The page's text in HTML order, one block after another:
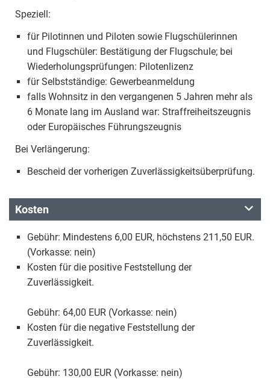
Speziell:
für Pilotinnen und Piloten sowie Flugschülerinnen
und Flugschüler: Bestätigung der Flugschule; bei
Wiederholungsprüfungen: Pilotenlizenz
für Selbstständige: Gewerbeanmeldung
falls Wohnsitz in den vergangenen 5 Jahren mehr als
6 Monate lang im Ausland war: Straffreiheitszeugnis
oder Europäisches Führungszeugnis
Bei Verlängerung:
Bescheid der vorherigen Zuverlässigkeitsüberprüfung.
Kosten
Gebühr: Mindestens 6,00 EUR, höchstens 211,50 EUR.
(Vorkasse: nein)
Kosten für die positive Feststellung der
Zuverlässigkeit.
Gebühr: 64,00 EUR (Vorkasse: nein)
Kosten für die negative Feststellung der
Zuverlässigkeit.
Gebühr: 130,00 EUR (Vorkasse: nein)